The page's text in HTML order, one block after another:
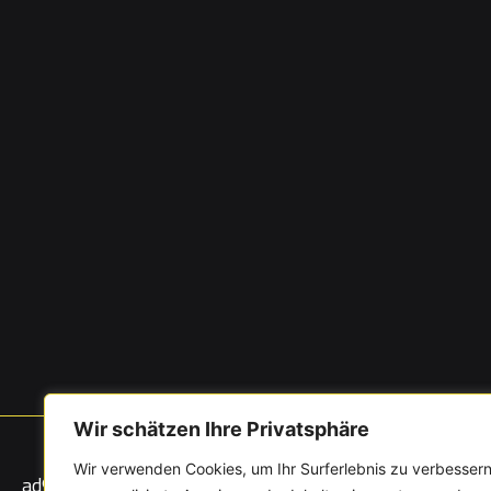
Wir schätzen Ihre Privatsphäre
Wir verwenden Cookies, um Ihr Surferlebnis zu
ad©om krossmedia